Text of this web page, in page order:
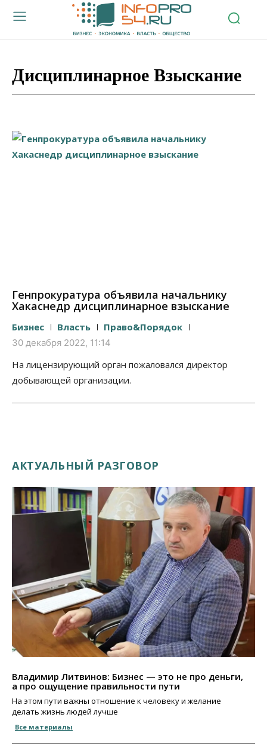
Дисциплинарное Взыскание
Генпрокуратура объявила начальнику
Хакаснедр дисциплинарное взыскание
Бизнес Власть Право&Порядок
30 декабря 2022, 11:14
На лицензирующий орган пожаловался директор
добывающей организации.
АКТУАЛЬНЫЙ РАЗГОВОР
Владимир Литвинов: Бизнес — это не про деньги,
а про ощущение правильности пути
На этом пути важны отношение к человеку и желание
делать жизнь людей лучше
Все материалы